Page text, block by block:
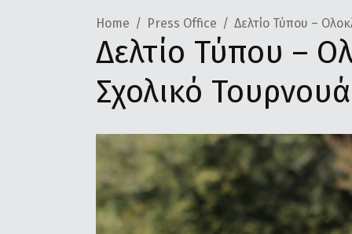
Home Press Office Δελτίο Τύπου –
Δελτίο Τύπου –
Σχολικό